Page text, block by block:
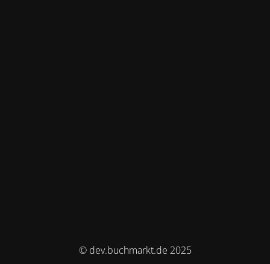
© dev.buchmarkt.de 2025